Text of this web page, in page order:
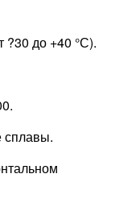
?30 до +40 °С).